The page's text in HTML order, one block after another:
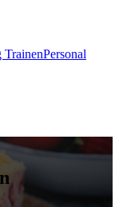
TrainenPersonal